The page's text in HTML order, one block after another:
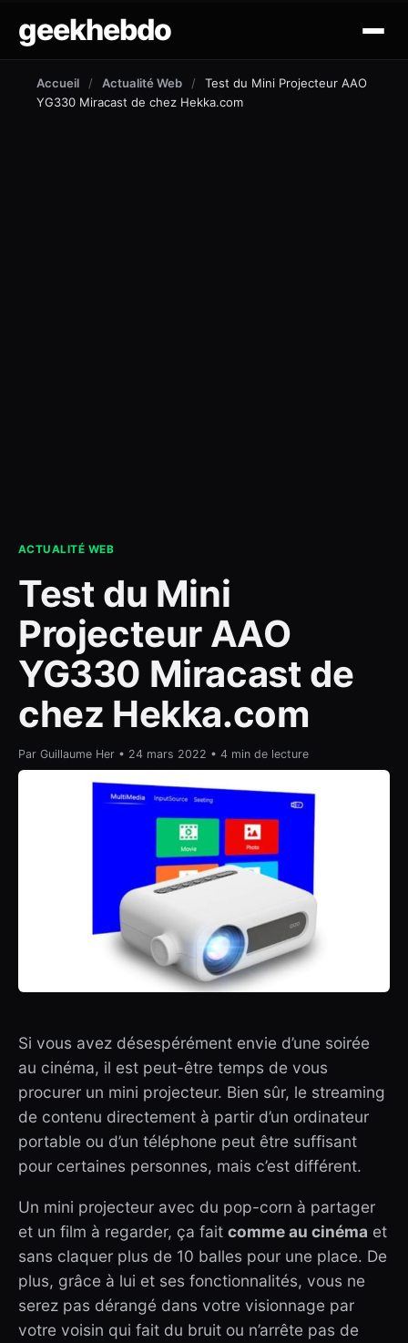
geekhebdo
actus
Accueil / Actualité Web /
Test du Mini Projecteur AAO
YG330 Miracast de chez Hekka.com
ACTUALITÉ WEB
Test du Mini
Projecteur AAO
YG330 Miracast de
chez Hekka.com
Par Guillaume Her • 24 mars 2022 • 4 min de lecture
Si vous avez désespérément envie d’une soirée
au cinéma, il est peut-être temps de vous
procurer un mini projecteur. Bien sûr, le streaming
de contenu directement à partir d’un ordinateur
portable ou d’un téléphone peut être suffisant
pour certaines personnes, mais c’est différent.
Un mini projecteur avec du pop-corn à partager
et un film à regarder, ça fait comme au cinéma et
sans claquer plus de 10 balles pour une place. De
plus, grâce à lui et ses fonctionnalités, vous ne
serez pas dérangé dans votre visionnage par
votre voisin qui fait du bruit ou n’arrête pas de